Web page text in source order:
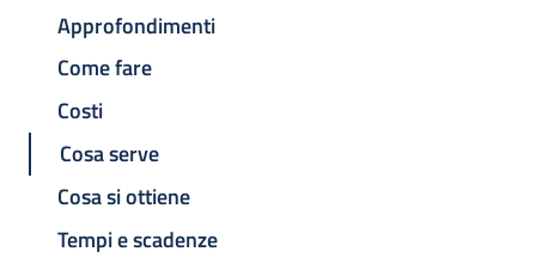
Approfondimenti
Come fare
Costi
Cosa serve
Cosa si ottiene
Tempi e scadenze